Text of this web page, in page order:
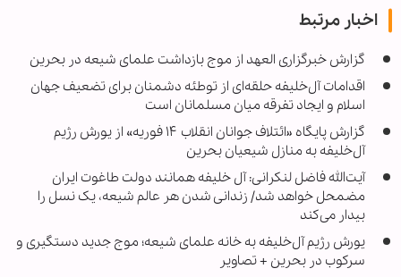
اخبار مرتبط
گزارش خبرگزاری العهد از موج بازداشت علمای شیعه در بحرین
اقدامات آل‌خلیفه حلقه‌ای از توطئه دشمنان برای تضعیف جهان
اسلام و ایجاد تفرقه میان مسلمانان است
گزارش پایگاه «ائتلاف جوانان انقلاب ۱۴ فوریه» از یورش رژیم
آل‌خلیفه به منازل شیعیان بحرین
آیت‌الله فاضل لنکرانی: آل خلیفه همانند دولت طاغوت ایران
مضمحل خواهد شد/ زندانی شدن هر عالم شیعه، یک نسل را
بیدار می‌کند
یورش رژیم آل‌خلیفه به خانه علمای شیعه؛ موج جدید دستگیری و
سرکوب در بحرین + تصاویر